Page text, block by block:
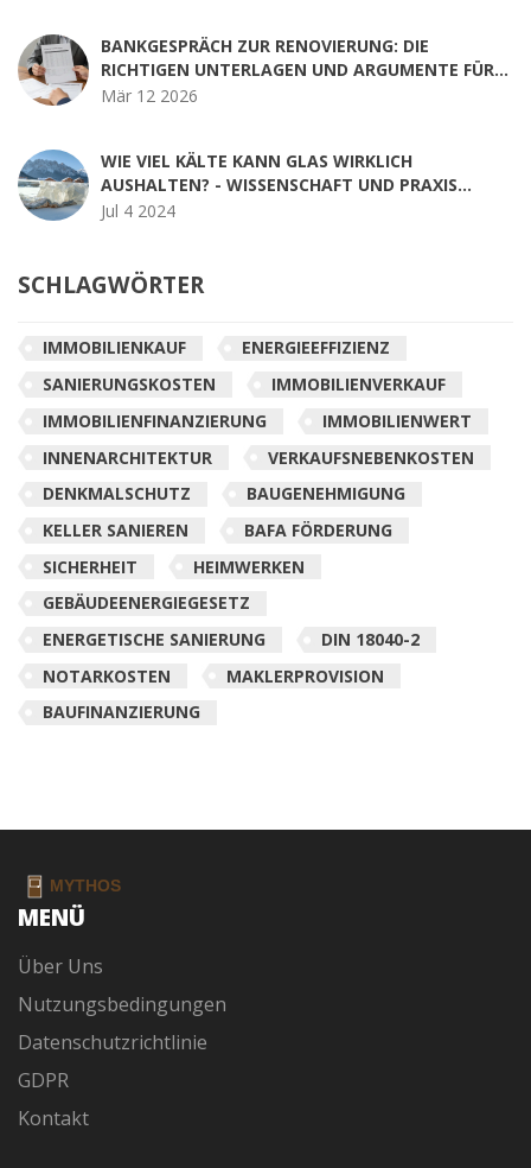
BANKGESPRÄCH ZUR RENOVIERUNG: DIE
RICHTIGEN UNTERLAGEN UND ARGUMENTE FÜR
EINEN KREDIT
Mär 12 2026
WIE VIEL KÄLTE KANN GLAS WIRKLICH
AUSHALTEN? - WISSENSCHAFT UND PRAXIS
UNTERSUCHT
Jul 4 2024
SCHLAGWÖRTER
IMMOBILIENKAUF
ENERGIEEFFIZIENZ
SANIERUNGSKOSTEN
IMMOBILIENVERKAUF
IMMOBILIENFINANZIERUNG
IMMOBILIENWERT
INNENARCHITEKTUR
VERKAUFSNEBENKOSTEN
DENKMALSCHUTZ
BAUGENEHMIGUNG
KELLER SANIEREN
BAFA FÖRDERUNG
SICHERHEIT
HEIMWERKEN
GEBÄUDEENERGIEGESETZ
ENERGETISCHE SANIERUNG
DIN 18040-2
NOTARKOSTEN
MAKLERPROVISION
BAUFINANZIERUNG
MENÜ
Über Uns
Nutzungsbedingungen
Datenschutzrichtlinie
GDPR
Kontakt